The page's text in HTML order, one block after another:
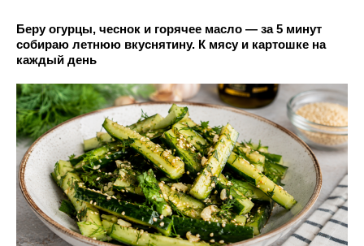
Беру огурцы, чеснок и горячее масло — за 5 минут
собираю летнюю вкуснятину. К мясу и картошке на
каждый день